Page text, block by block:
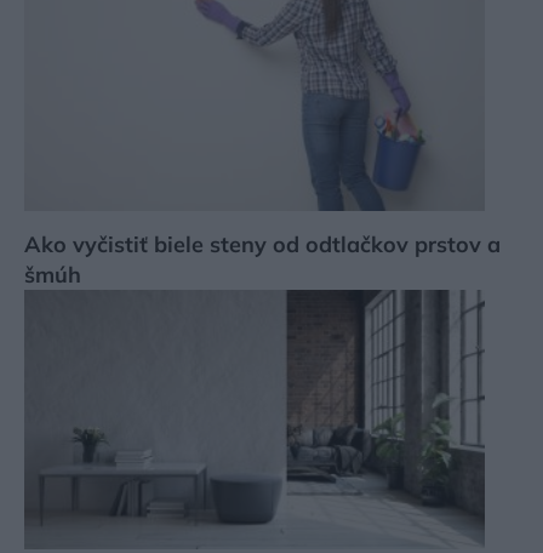
Ako vyčistiť biele steny od odtlačkov prstov a
šmúh